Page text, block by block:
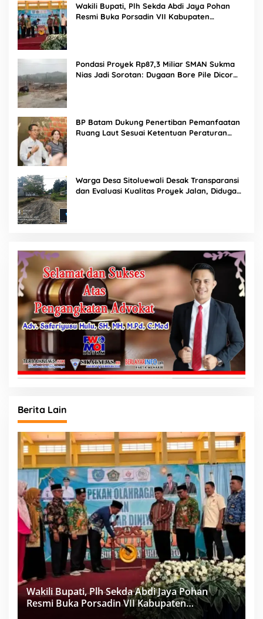
Wakili Bupati, Plh Sekda Abdi Jaya Pohan
Resmi Buka Porsadin VII Kabupaten
Pondasi Proyek Rp87,3 Miliar SMAN Sukma
Nias Jadi Sorotan: Dugaan Bore Pile Dicor
BP Batam Dukung Penertiban Pemanfaatan
Ruang Laut Sesuai Ketentuan Peraturan
Warga Desa Sitoluewali Desak Transparansi
dan Evaluasi Kualitas Proyek Jalan, Diduga
Berita Lain
Wakili Bupati, Plh Sekda Abdi Jaya Pohan
Resmi Buka Porsadin VII Kabupaten